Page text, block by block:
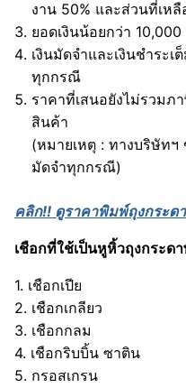
งาน 50% และส่วนที่เหลื
ยอดเงินน้อยกว่า
เงินมัดจำและเงินชำระ
ทุกกรณี
ราคาที่เสนอยังไม่รวมภ
สินค้า
(หมายเหตุ : ทางบริษัท
มัดจำทุกกรณี)
คลิก!! ดูราคาพิมพ์ถุงกระด
เชือกที่ใช้เป็นหูหิ้วถุงกระด
1. เชือกเปีย
2. เชือกเกลียว
3. เชือกกลม
4. เชือกริบบิ้น ซาติน
5. กรอสเกรน